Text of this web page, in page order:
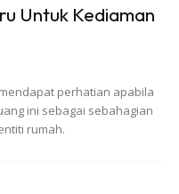
Untuk Kediaman
perhatian apabila
ini sebagai sebahagian
rumah.